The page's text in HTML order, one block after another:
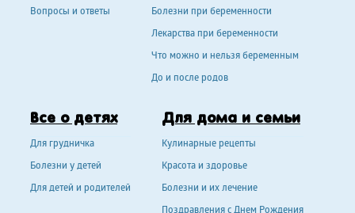
Вопросы и ответы
Болезни при беременности
Лекарства при беременности
Что можно и нельзя беременным
До и после родов
Все о детях
Для грудничка
Болезни у детей
Для детей и родителей
Для дома и семьи
Кулинарные рецепты
Красота и здоровье
Болезни и их лечение